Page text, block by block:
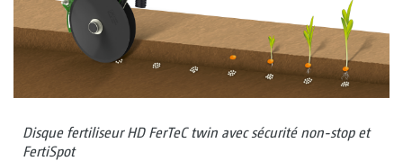
Disque fertiliseur HD FerTeC twin avec sécurité non-stop et
FertiSpot